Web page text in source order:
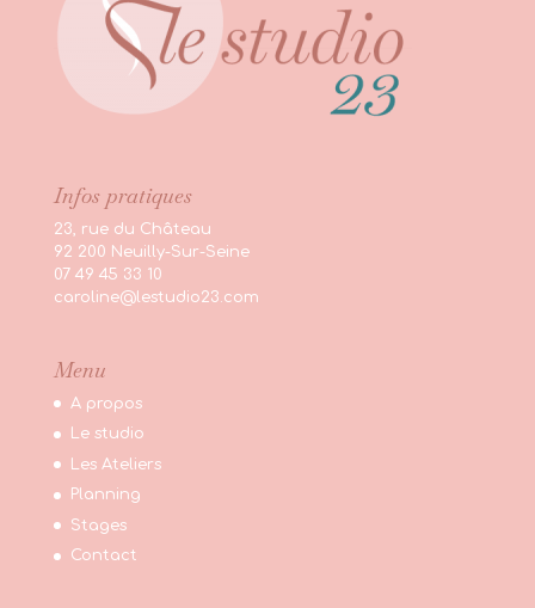
Infos pratiques
23, rue du Château
92 200 Neuilly-Sur-Seine
07 49 45 33 10
caroline@lestudio23.com
Menu
A propos
Le studio
Les Ateliers
Planning
Stages
Contact